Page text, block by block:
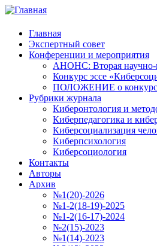
Главная
Экспертный совет
Конференции и мероприятия
АНОНС: Вторая научно-
Конкурс эссе
ПОЛОЖЕНИЕ о конкурсе
Рубрики журнала
Киберонтология и
Киберпедагогика и
Киберсоциализация
Киберпсихология
Киберсоциология
Контакты
Авторы
Архив
№1(20)-2026
№1-2(18-19)-2025
№1-2(16-17)-2024
№2(15)-2023
№1(14)-2023